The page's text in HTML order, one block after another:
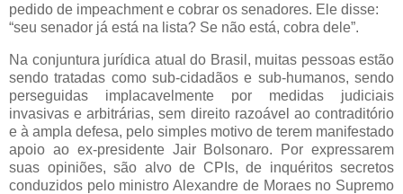
pedido de impeachment e cobrar os senadores. Ele disse:
“seu senador já está na lista? Se não está, cobra dele”.
Na conjuntura jurídica atual do Brasil, muitas pessoas estão
sendo tratadas como sub-cidadãos e sub-humanos, sendo
perseguidas implacavelmente por medidas judiciais
invasivas e arbitrárias, sem direito razoável ao contraditório
e à ampla defesa, pelo simples motivo de terem manifestado
apoio ao ex-presidente Jair Bolsonaro. Por expressarem
suas opiniões, são alvo de CPIs, de inquéritos secretos
conduzidos pelo ministro Alexandre de Moraes no Supremo